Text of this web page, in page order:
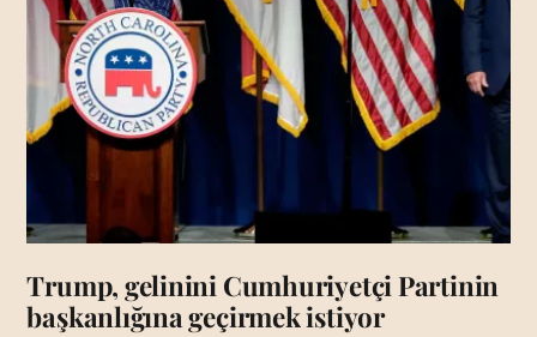
Trump, gelinini Cumhuriyetçi Partinin
başkanlığına geçirmek istiyor